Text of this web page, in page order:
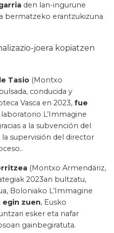
den lan-ingurune
bermatzeko erantzukizuna
joera kopiatzen
Tasio (Montxo
conducida y
Vasca en 2023,fue
L’Immagine
a la subvención del
supervisión del director
(Montxo Armendáriz,
2023an bultzatu,
Boloniako L’Immagine
egin zuen, Eusko
esker eta nafar
gainbegiratuta.